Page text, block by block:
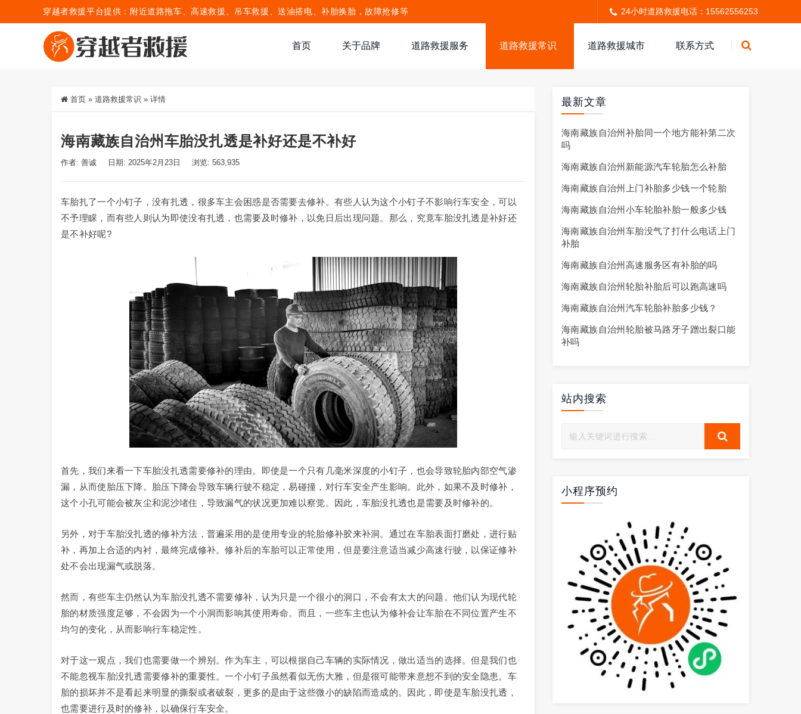
穿越者救援平台提供：附近道路拖车、高速救援、吊车救援、送油搭电、补胎换胎，故障抢修等 24小时道路救援电话：15562556253
首页 关于品牌 道路救援服务 道路救援常识 道路救援城市 联系方式
首页 » 道路救援常识 » 详情
海南藏族自治州车胎没扎透是补好还是不补好
作者: 善诚 日期: 2025年2月23日 浏览: 563,935
车胎扎了一个小钉子，没有扎透，很多车主会困惑是否需要去修补。有些人认为这个小钉子不影响行车安全，可以
不予理睬，而有些人则认为即使没有扎透，也需要及时修补，以免日后出现问题。那么，究竟车胎没扎透是补好还
是不补好呢?
首先，我们来看一下车胎没扎透需要修补的理由。即使是一个只有几毫米深度的小钉子，也会导致轮胎内部空气渗
漏，从而使胎压下降。胎压下降会导致车辆行驶不稳定，易碰撞，对行车安全产生影响。此外，如果不及时修补，
这个小孔可能会被灰尘和泥沙堵住，导致漏气的状况更加难以察觉。因此，车胎没扎透也是需要及时修补的。
另外，对于车胎没扎透的修补方法，普遍采用的是使用专业的轮胎修补胶来补洞。通过在车胎表面打磨处，进行贴
补，再加上合适的内衬，最终完成修补。修补后的车胎可以正常使用，但是要注意适当减少高速行驶，以保证修补
处不会出现漏气或脱落。
然而，有些车主仍然认为车胎没扎透不需要修补，认为只是一个很小的洞口，不会有太大的问题。他们认为现代轮
胎的材质强度足够，不会因为一个小洞而影响其使用寿命。而且，一些车主也认为修补会让车胎在不同位置产生不
均匀的变化，从而影响行车稳定性。
对于这一观点，我们也需要做一个辨别。作为车主，可以根据自己车辆的实际情况，做出适当的选择。但是我们也
不能忽视车胎没扎透需要修补的重要性。一个小钉子虽然看似无伤大雅，但是很可能带来意想不到的安全隐患。车
胎的损坏并不是看起来明显的撕裂或者破裂，更多的是由于这些微小的缺陷而造成的。因此，即使是车胎没扎透，
也需要进行及时的修补，以确保行车安全。
最新文章
海南藏族自治州补胎同一个地方能补第二次
吗
海南藏族自治州新能源汽车轮胎怎么补胎
海南藏族自治州上门补胎多少钱一个轮胎
海南藏族自治州小车轮胎补胎一般多少钱
海南藏族自治州车胎没气了打什么电话上门
补胎
海南藏族自治州高速服务区有补胎的吗
海南藏族自治州轮胎补胎后可以跑高速吗
海南藏族自治州汽车轮胎补胎多少钱？
海南藏族自治州轮胎被马路牙子蹭出裂口能
补吗
站内搜索
小程序预约